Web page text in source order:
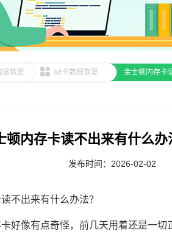
据恢复 sd卡数据恢复 金士顿内存卡
顿内存卡读不出来有什么
发布时间：2026-02-02
不出来有什么办法？
好像有点奇怪，前几天用着还是一